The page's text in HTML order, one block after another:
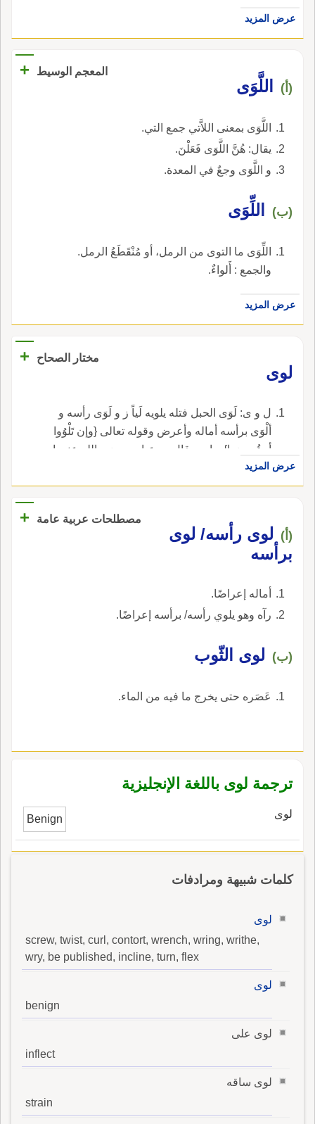
عرض المزيد
المعجم الوسيط +
(أ) اللَّوَى
اللَّوَى بمعنى اللاَّتي جمع التي.
يقال: هُنَّ اللَّوَى فَعَلْنَ.
و اللَّوَى وجعٌ في المعدة.
(ب) اللِّوَى
اللِّوَى ما التوى من الرمل، أو مُنْقَطَعُ الرمل.
والجمع : أَلواءٌ.
عرض المزيد
مختار الصحاح
+
لوى
ل و ى: لَوَى الحبل فتله يلويه لَياً ز و لَوَى رأسه و
ألْوَى برأسه أماله وأعرض وقوله تعالى {وإن تَلْوُوا
أو تُعرضوا} بواوين قال بن عباس رضي الله عنهما
هو القاضي يكون لَيُّه وإعراضه لأحد الخصمين على
الآخر وقُرئ بواو واحدة مضموم اللام من وَلِيَ قال
فتتركوها وقوله تعالى {لَوَّوا رُءوسهم} التشديد
للكثرة والمُبالغة و الْتَوَى و تَلَوَّى بمعنى و لَوَى عليه
أي عطَفَ و لِوَى الرَّمل مقصور مُنقطعُهُ وهو الجدد
وهي دون الأعلام والبُنود و ألْوَى بحقي أي ذهب به و
ألْوَتْ به عنقاء مُغْرِب ذهبت به و اللاءُون جمع الذي
في الرفع واللَّءِين في النصب والجر واللاءو بلا نون
واللاءي بإثبات الياء في كل حال يستوي فيه الرجال
ولا مد ولا همز ومنهم من يهمز قلت هذا الموضع
عرض المزيد
مصطلحات عربية عامة +
(أ) لوى رأسه/ لوى
برأسه
أماله إعراضًا.
رآه وهو يلوي رأسه/ برأسه إعراضًا.
(ب) لوى الثّوب
عَصَره حتى يخرج ما فيه من الماء.
ترجمة لوى باللغة الإنجليزية
لوى Benign
كلمات شبيهة ومرادفات
لوى
screw, twist, curl, contort, wrench, wring, writhe,
wry, be published, incline, turn, flex
لوى
benign
لوى على
inflect
لوى ساقه
strain